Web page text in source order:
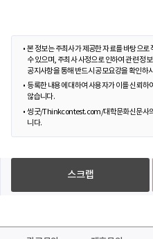
본 정보는 주최사가 제공한 자료를 바탕으로
수 있으며, 주최사 사정으로 인하여 관련 정
공지사항을 통해 반드시 공모요강을 확인하
등록한 내용에 대하여 사용자가 이를 신뢰하
않습니다.
씽굿/Thinkcontest.com/대학문화신문사의
니다.
스크랩